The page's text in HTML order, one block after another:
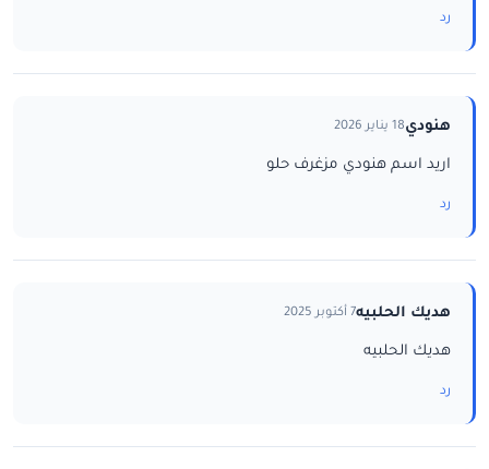
رد
هنودي18 يناير 2026
اريد اسم هنودي مزغرف حلو
رد
هديك الحلبيه7 أكتوبر 2025
هديك الحلبيه
رد